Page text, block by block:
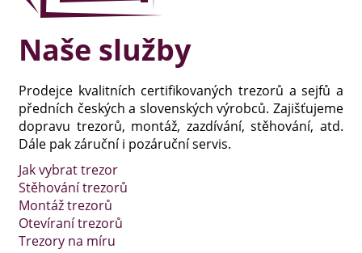
Naše služby
Prodejce kvalitních certifikovaných trezorů a sejfů a
předních českých a slovenských výrobců. Zajišťujeme
dopravu trezorů, montáž, zazdívání, stěhování, atd.
Dále pak záruční i pozáruční servis.
Jak vybrat trezor
Stěhování trezorů
Montáž trezorů
Otevíraní trezorů
Trezory na míru